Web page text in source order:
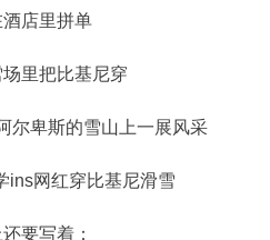
店里拼单
里把比基尼穿
尔卑斯的雪山上一展风采
ins网红穿比基尼滑雪
要写着：